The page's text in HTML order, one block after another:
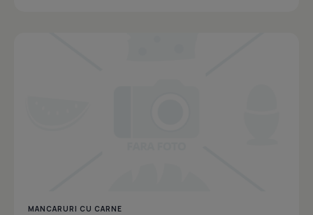
MANCARURI CU CARNE